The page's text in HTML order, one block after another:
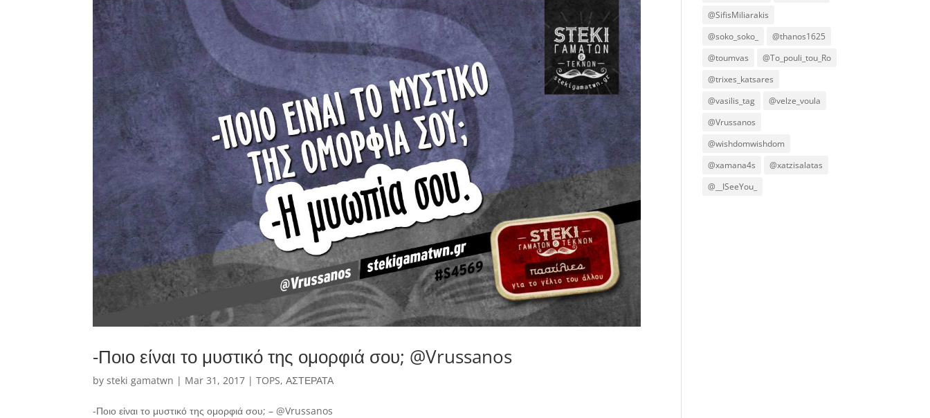
-Ποιο είναι το μυστικό της ομορφιά σου; @Vrussanos
bysteki gamatwn | Mar 31, 2017 |TOPS,ΑΣΤΕΡΑΤΑ
-Ποιο είναι το μυστικό της ομορφιά σου; – @Vrussanos
@SifisMiliarakis
@soko_soko_
@thanos1625
@toumvas
@To_pouli_tou_Ro
@trixes_katsares
@vasilis_tag
@velze_voula
@Vrussanos
@wishdomwishdom
@xamana4s
@xatzisalatas
@__ISeeYou_